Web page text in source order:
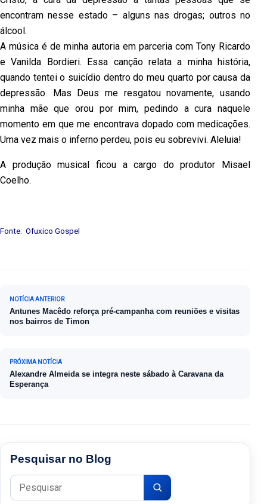
encontram nesse estado – alguns nas drogas; outros no
álcool.
A música é de minha autoria em parceria com Tony Ricardo
e Vanilda Bordieri. Essa canção relata a minha história,
quando tentei o suicídio dentro do meu quarto por causa da
depressão. Mas Deus me resgatou novamente, usando
minha mãe que orou por mim, pedindo a cura naquele
momento em que me encontrava dopado com medicações.
Uma vez mais o inferno perdeu, pois eu sobrevivi. Aleluia!
A produção musical ficou a cargo do produtor Misael
Coelho.
Fonte: Ofuxico Gospel
Navegação de Post
NOTÍCIA ANTERIOR
Antunes Macêdo reforça pré-campanha com reuniões e visitas
nos bairros de Timon
PRÓXIMA NOTÍCIA
Alexandre Almeida se integra neste sábado à Caravana da
Esperança
Pesquisar no Blog
Pesquisar por: